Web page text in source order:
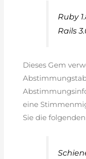
Ruby
Rails
Dieses Gem
eine
Sie die